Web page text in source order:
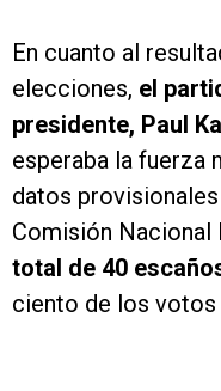
En cuanto al
elecciones, el
presidente, Paul
esperaba la fuerza
datos
Comisión Nacional
total de 40
ciento de los